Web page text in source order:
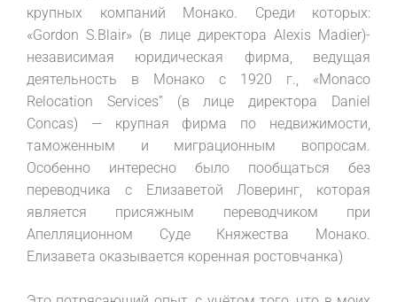
крупных компаний Монако. Среди которых:
«Gordon S.Blair» (в лице директора Alexis Madier)-
независимая юридическая фирма, ведущая
деятельность в Монако с 1920 г., «Monaco
Relocation Services” (в лице директора Daniel
Concas) — крупная фирма по недвижимости,
таможенным и миграционным вопросам.
Особенно интересно было пообщаться без
переводчика с Елизаветой Ловеринг, которая
является присяжным переводчиком при
Апелляционном Суде Княжества Монако.
Елизавета оказывается коренная ростовчанка)